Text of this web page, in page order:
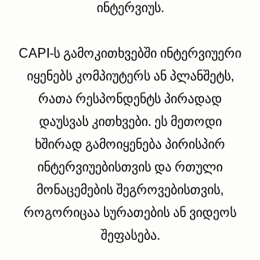
ინტერვიუს.
CAPI-ს გამოკითხვებში ინტერვიუერი
იყენებს კომპიუტერს ან პლანშეტს,
რათა რესპონდენტს პირადად
დაუსვას კითხვები. ეს მეთოდი
ხშირად გამოიყენება პირისპირ
ინტერვიუებისთვის და რთული
მონაცემების შეგროვებისთვის,
როგორიცაა სურათების ან ვიდეოს
შეფასება.